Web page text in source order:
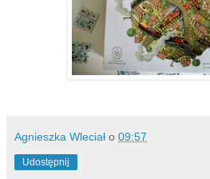
Agnieszka Wleciał o 09:57
Udostępnij